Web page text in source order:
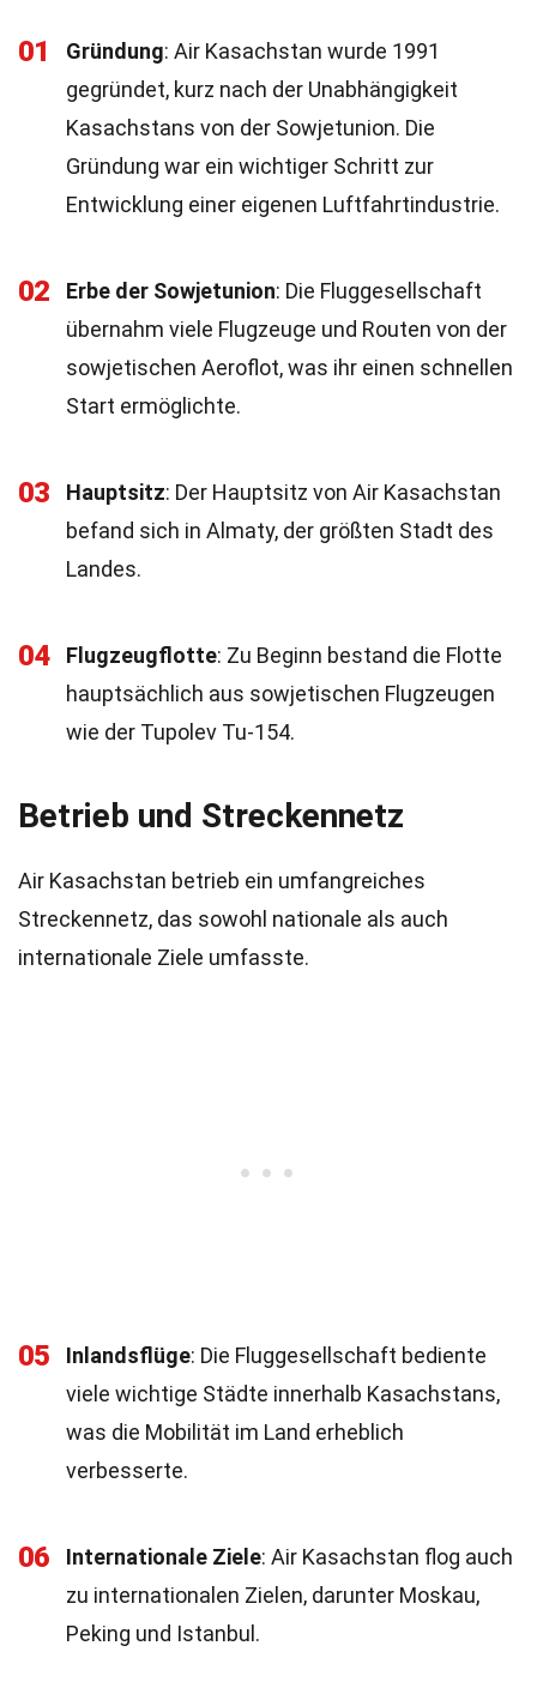
01 Gründung: Air Kasachstan wurde 1991
gegründet, kurz nach der Unabhängigkeit
Kasachstans von der Sowjetunion. Die
Gründung war ein wichtiger Schritt zur
Entwicklung einer eigenen Luftfahrtindustrie.
02 Erbe der Sowjetunion: Die Fluggesellschaft
übernahm viele Flugzeuge und Routen von der
sowjetischen Aeroflot, was ihr einen schnellen
Start ermöglichte.
03 Hauptsitz: Der Hauptsitz von Air Kasachstan
befand sich in Almaty, der größten Stadt des
Landes.
04 Flugzeugflotte: Zu Beginn bestand die Flotte
hauptsächlich aus sowjetischen Flugzeugen
wie der Tupolev Tu-154.
Betrieb und Streckennetz
Air Kasachstan betrieb ein umfangreiches
Streckennetz, das sowohl nationale als auch
internationale Ziele umfasste.
05 Inlandsflüge: Die Fluggesellschaft bediente
viele wichtige Städte innerhalb Kasachstans,
was die Mobilität im Land erheblich
verbesserte.
06 Internationale Ziele: Air Kasachstan flog auch
zu internationalen Zielen, darunter Moskau,
Peking und Istanbul.